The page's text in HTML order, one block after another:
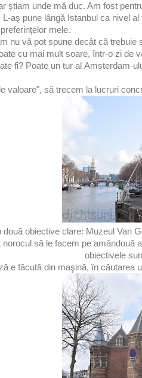
știam unde mă duc. Am fost
aş pune lângă Istanbul ca nivel
mele.
nu vă pot spune decât că
cu mai mult soare, într-o zi de
fi? Poate un tur al Amsterdam-
valoare", să trecem la lucruri
obiective clare: Muzeul Van
să le facem pe
obiectivele
e făcută din maşină, în căutarea